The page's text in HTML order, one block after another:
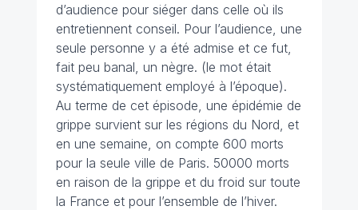
d’audience pour siéger dans celle où ils
entretiennent conseil. Pour l’audience, une
seule personne y a été admise et ce fut,
fait peu banal, un nègre. (le mot était
systématiquement employé à l’époque).
Au terme de cet épisode, une épidémie de
grippe survient sur les régions du Nord, et
en une semaine, on compte 600 morts
pour la seule ville de Paris. 50000 morts
en raison de la grippe et du froid sur toute
la France et pour l’ensemble de l’hiver.